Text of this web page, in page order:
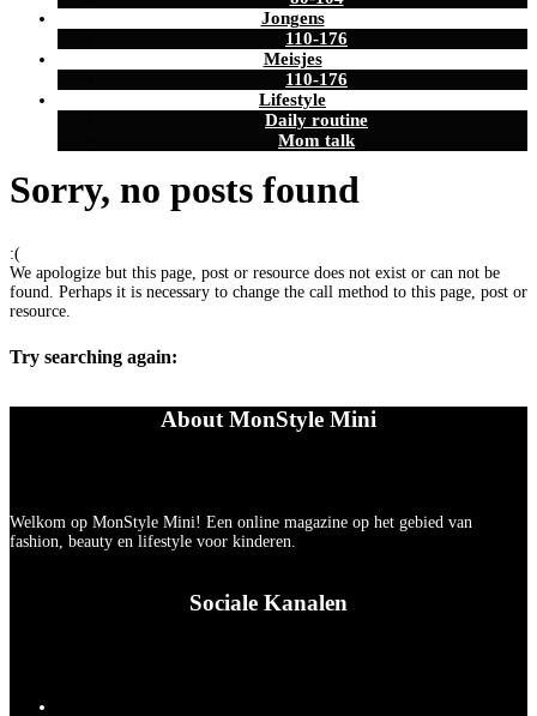
Jongens
110-176
Meisjes
110-176
Lifestyle
Daily routine
Mom talk
Sorry, no posts found
:(
We apologize but this page, post or resource does not exist or can not be
found. Perhaps it is necessary to change the call method to this page, post or
resource.
Try searching again:
About MonStyle Mini
Welkom op MonStyle Mini! Een online magazine op het gebied van
fashion, beauty en lifestyle voor kinderen.
Sociale Kanalen